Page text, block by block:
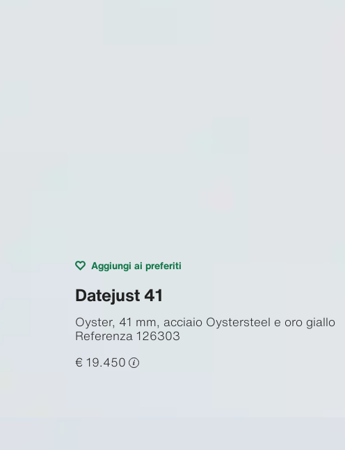
Aggiungi ai preferiti
Datejust 41
Oyster, 41 mm, acciaio Oystersteel e oro giallo
Referenza 126303
€ 19.450